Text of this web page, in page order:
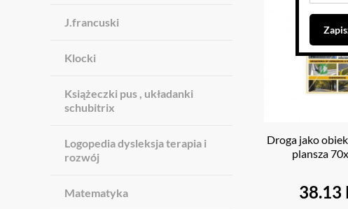
J.francuski
Klocki
Książeczki pus , układanki
schubitrix
Logopedia dysleksja terapia i
rozwój
Matematyka
Droga jako
plansza
38.13